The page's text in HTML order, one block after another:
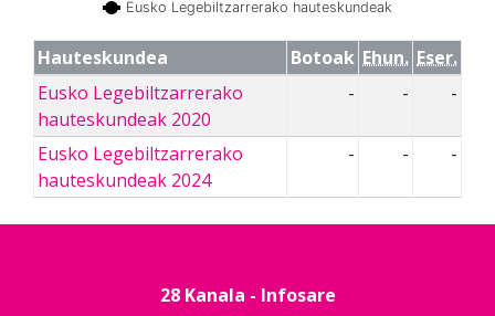
Eusko Legebiltzarrerako hauteskundeak
Hauteskundea Botoak Ehun. Eser.
Eusko Legebiltzarrerako
hauteskundeak 2020
- - -
Eusko Legebiltzarrerako
hauteskundeak 2024
- - -
28 Kanala - Infosare